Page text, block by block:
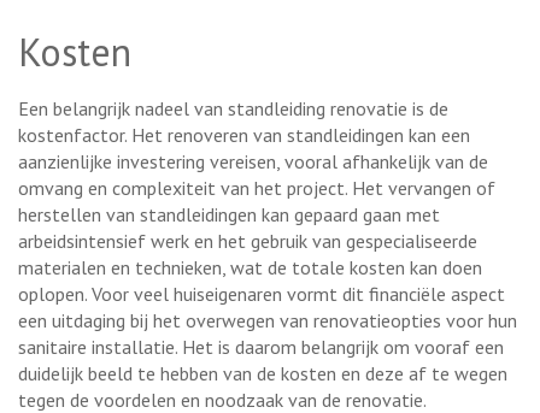
Kosten
Een belangrijk nadeel van standleiding renovatie is de
kostenfactor. Het renoveren van standleidingen kan een
aanzienlijke investering vereisen, vooral afhankelijk van de
omvang en complexiteit van het project. Het vervangen of
herstellen van standleidingen kan gepaard gaan met
arbeidsintensief werk en het gebruik van gespecialiseerde
materialen en technieken, wat de totale kosten kan doen
oplopen. Voor veel huiseigenaren vormt dit financiële aspect
een uitdaging bij het overwegen van renovatieopties voor hun
sanitaire installatie. Het is daarom belangrijk om vooraf een
duidelijk beeld te hebben van de kosten en deze af te wegen
tegen de voordelen en noodzaak van de renovatie.